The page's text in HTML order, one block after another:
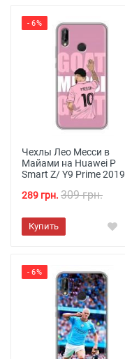
- 6%
Чехлы Лео Месси в
Майами на Huawei P
Smart Z/ Y9 Prime 2019
289 грн. 309 грн.
Купить
- 6%